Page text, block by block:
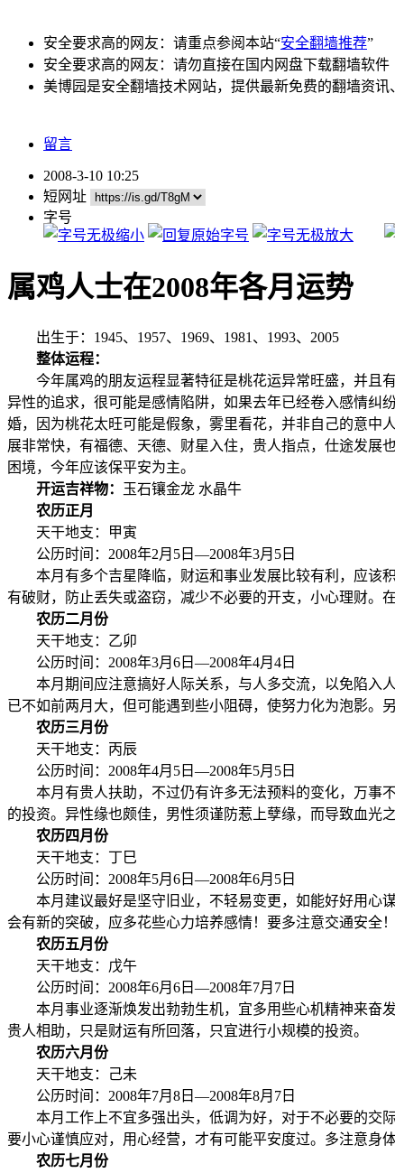
安全要求高的网友：请重点参阅本站“安全翻墙推荐”
安全要求高的网友：请勿直接在国内网盘下载翻墙软件
美博园是安全翻墙技术网站，提供最新免费的翻墙资讯
留言
2008-3-10 10:25
短网址
字号
属鸡人士在2008年各月运势
出生于：1945、1957、1969、1981、1993、2005
整体运程：
今年属鸡的朋友运程显著特征是桃花运异常旺盛，并且有
异性的追求，很可能是感情陷阱，如果去年已经卷入感情纠
婚，因为桃花太旺可能是假象，雾里看花，并非自己的意中
展非常快，有福德、天德、财星入住，贵人指点，仕途发展
困境，今年应该保平安为主。
开运吉祥物：
玉石镶金龙 水晶牛
农历正月
天干地支：甲寅
公历时间：2008年2月5日—2008年3月5日
本月有多个吉星降临，财运和事业发展比较有利，应该积
有破财，防止丢失或盗窃，减少不必要的开支，小心理财。
农历二月份
天干地支：乙卯
公历时间：2008年3月6日—2008年4月4日
本月期间应注意搞好人际关系，与人多交流，以免陷入人
已不如前两月大，但可能遇到些小阻碍，使努力化为泡影。
农历三月份
天干地支：丙辰
公历时间：2008年4月5日—2008年5月5日
本月有贵人扶助，不过仍有许多无法预料的变化，万事不
的投资。异性缘也颇佳，男性须谨防惹上孽缘，而导致血光之
农历四月份
天干地支：丁巳
公历时间：2008年5月6日—2008年6月5日
本月建议最好是坚守旧业，不轻易变更，如能好好用心谋
会有新的突破，应多花些心力培养感情！要多注意交通安全！
农历五月份
天干地支：戊午
公历时间：2008年6月6日—2008年7月7日
本月事业逐渐焕发出勃勃生机，宜多用些心机精神来奋发
贵人相助，只是财运有所回落，只宜进行小规模的投资。
农历六月份
天干地支：己未
公历时间：2008年7月8日—2008年8月7日
本月工作上不宜多强出头，低调为好，对于不必要的交际
要小心谨慎应对，用心经营，才有可能平安度过。多注意身
农历七月份